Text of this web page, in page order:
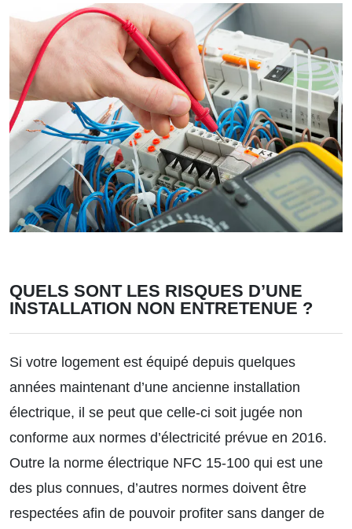
QUELS SONT LES RISQUES D’UNE
INSTALLATION NON ENTRETENUE ?
Si votre logement est équipé depuis quelques
années maintenant d’une ancienne installation
électrique, il se peut que celle-ci soit jugée non
conforme aux normes d’électricité prévue en 2016.
Outre la norme électrique NFC 15-100 qui est une
des plus connues, d’autres normes doivent être
respectées afin de pouvoir profiter sans danger de